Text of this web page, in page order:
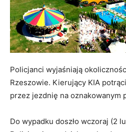
Policjanci wyjaśniają
Rzeszowie. Kierujący KIA
przez jezdnię na oznakowanym
Do wypadku doszło wczoraj (2